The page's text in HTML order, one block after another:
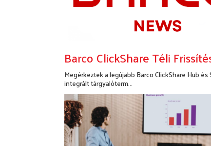
Barco ClickShare Téli
Megérkeztek a legújabb Barco ClickShare Hub
integrált tárgyalóterm...
Bővebben...